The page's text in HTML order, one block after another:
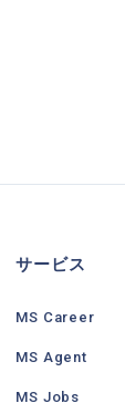
サービス
MS Career
MS Agent
MS Jobs